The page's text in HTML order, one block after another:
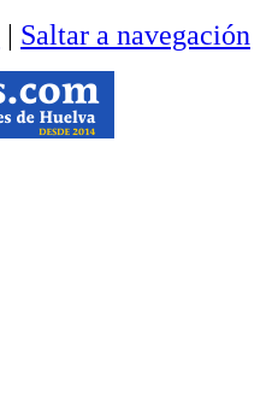
| Saltar a navegación